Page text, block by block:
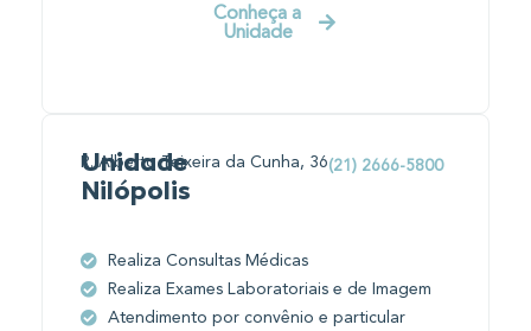
Conheça a
Unidade
Unidade
Nilópolis
R. Alberto Teixeira da Cunha, 36(21) 2666-5800
Realiza Consultas Médicas
Realiza Exames Laboratoriais e de Imagem
Atendimento por convênio e particular